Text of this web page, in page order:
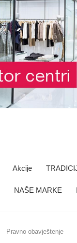
Akcije
NAŠE MARKE
Pravno obavještenje